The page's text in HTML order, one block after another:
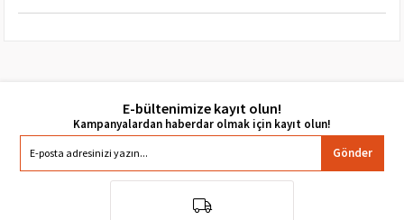
E-bültenimize kayıt olun!
Gönder